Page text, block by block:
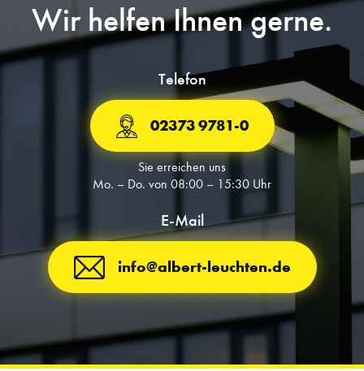
Wir helfen Ihnen gerne.
Telefon
02373 9781-0
Sie erreichen uns
Mo. – Do. von 08:00 – 15:30 Uhr
E-Mail
info@albert-leuchten.de